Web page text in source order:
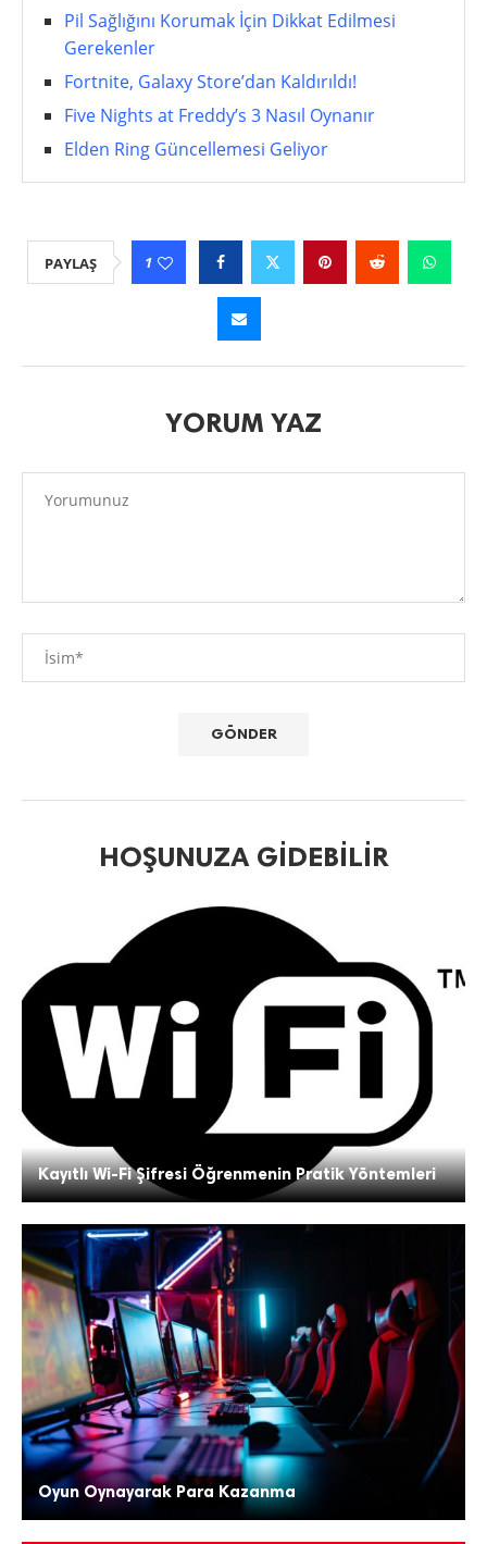
Pil Sağlığını Korumak İçin Dikkat Edilmesi
Gerekenler
Fortnite, Galaxy Store’dan Kaldırıldı!
Five Nights at Freddy’s 3 Nasıl Oynanır
Elden Ring Güncellemesi Geliyor
PAYLAŞ 1
YORUM YAZ
HOŞUNUZA GIDEBILIR
Kayıtlı Wi-Fi Şifresi Öğrenmenin Pratik Yöntemleri
Oyun Oynayarak Para Kazanma